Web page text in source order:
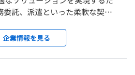
ンター、または東京都内、神奈川県
委託、派遣といった柔軟な契約
製品の評価・テスト業務を直接
ティで着実な実績を積み重ねて
企業情報を見る